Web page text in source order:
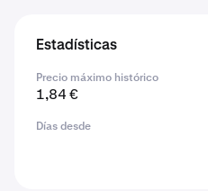
Estadísticas
Precio máximo histórico
1,84 €
Días desde